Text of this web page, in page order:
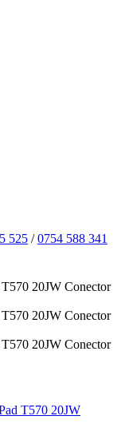
525 /0754 588 341
T570 20JW